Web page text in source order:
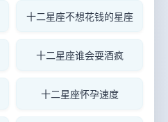
十二星座不想花钱的星座
十二星座谁会耍酒疯
十二星座怀孕速度